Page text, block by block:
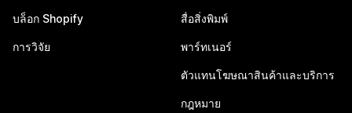
บล็อก Shopify
การวิจัย
สื่อสิ่งพิมพ์
พาร์ทเนอร์
ตัวแทนโฆษณาสินค้าและบริการ
กฎหมาย